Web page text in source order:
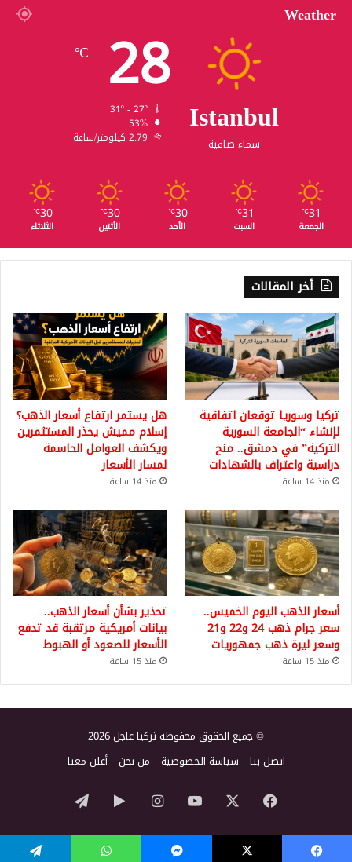
Weather
Istanbul
سماء صافية
28
℃
53%
2.79 كيلومتر/ساعة
31
℃
الجمعة
31
℃
السبت
30
℃
الأحد
30
℃
الأثنين
30
℃
الثلاثاء
أخر المقالات
تركيا وسوريا توقعان اتفاقية
لإنشاء “الجامعة السورية
التركية” في دمشق.. منح
دراسية واعتراف بالشهادات
منذ 14 ساعة
هل يستمر ارتفاع أسعار الذهب؟
إسلام مميش يحذر المستثمرين
ويكشف العوامل الحاسمة
لمسار الأسعار
منذ 14 ساعة
أسعار الذهب اليوم الخميس..
سعر جرام ذهب 24 و22 و21
وسعر ليرة ذهب جمهوريات
منذ 15 ساعة
تحذير بشأن أسعار الذهب..
بيانات أمريكية مرتقبة قد تدفع
الأسعار للصعود أو الهبوط
منذ 15 ساعة
© جميع الحقوق محفوظة تركيا عاجل 2026
اتصل بنا سياسة الخصوصية من نحن أعلن معنا
فيسبوك ‫YouTubeانستقرام‏Google
Play
تيلقرام